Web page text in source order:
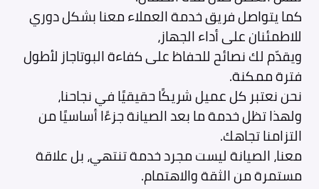
كما يتواصل فريق خدمة العملاء معنا بشكل دوري
للاطمئنان على أداء الجهاز،
ويقدّم لك نصائح للحفاظ على كفاءة البوتاجاز لأطول
فترة ممكنة.
نحن نعتبر كل عميل شريكًا حقيقيًا في نجاحنا،
ولهذا تظل خدمة ما بعد الصيانة جزءًا أساسيًا من
التزامنا تجاهك.
معنا، الصيانة ليست مجرد خدمة تنتهي، بل علاقة
مستمرة من الثقة والاهتمام.